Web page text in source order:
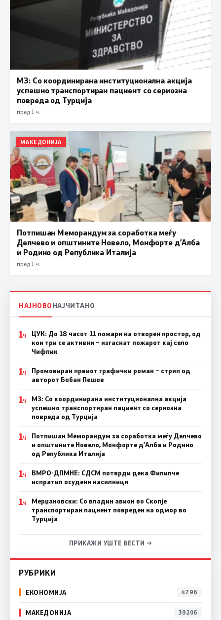
МЗ: Со координирана институционална акција
успешно транспортиран пациент со сериозна
повреда од Турција
пред 1 ч.
МАКЕДОНИЈА
Потпишан Меморандум за соработка меѓу
Делчево и општините Новело, Монфорте д’Алба
и Родино од Република Италија
пред 1 ч.
НАЈНОВОНАЈЧИТАНО
1Ч
ЦУК: До 18 часот 11 пожари на отворен простор, од
кои три се активни – изгаснат пожарот кај село
Чифлик
1Ч
Промовиран првиот графички роман – стрип од
авторот Бобан Пешов
1Ч
МЗ: Со координирана институционална акција
успешно транспортиран пациент со сериозна
повреда од Турција
1Ч
Потпишан Меморандум за соработка меѓу Делчево
и општините Новело, Монфорте д’Алба и Родино
од Република Италија
1Ч
ВМРО-ДПМНЕ: СДСM потврди дека Филипче
испратил осудени насилници
1Ч
Мерџановски: Со владин авион во Скопје
транспортиран пациент повреден на одмор во
Турција
ПРИКАЖИ УШТЕ ВЕСТИ →
РУБРИКИ
ЕКОНОМИЈА 4796
МАКЕДОНИЈА 39206